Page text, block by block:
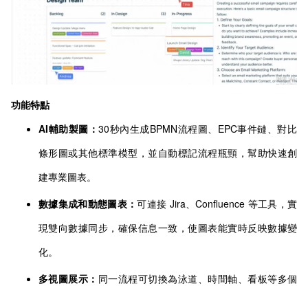
功能特點
AI輔助製圖：30秒內生成BPMN流程圖、EPC事件鏈、對比
條形圖或其他標準模型，並自動標記流程瓶頸，幫助快速創
建專業圖表。
數據集成和動態圖表：可連接 Jira、Confluence 等工具，實
現雙向數據同步，確保信息一致，使圖表能實時反映數據變
化。
多視圖展示： 同一流程可切換為泳道、時間軸、看板等多個